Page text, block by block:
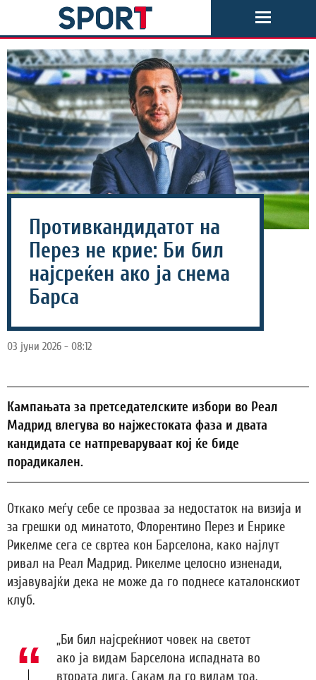
Противкандидатот на
Перез не крие: Би бил
најсреќен ако ја снема
Барса
03 јуни 2026 - 08:12
Кампањата за претседателските избори во Реал
Мадрид влегува во најжестоката фаза и двата
кандидата се натпреваруваат кој ќе биде
порадикален.
Откако меѓу себе се прозваа за недостаток на визија и
за грешки од минатото, Флорентино Перез и Енрике
Рикелме сега се свртеа кон Барселона, како најлут
ривал на Реал Мадрид. Рикелме целосно изненади,
изјавувајќи дека не може да го поднесе каталонскиот
клуб.
„Би бил најсреќниот човек на светот
ако ја видам Барселона испадната во
втората лига. Сакам да го видам тоа.